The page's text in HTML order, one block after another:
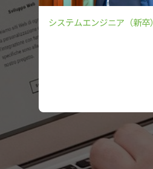
システムエンジニア（新卒）